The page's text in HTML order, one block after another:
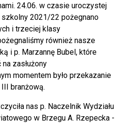
24.06. w czasie uroczystej
2021/22 pożegnano
i trzeciej klasy
również nasze
i p. Marzannę Bubel, które
zasłużony
momentem było przekazanie
branżową.
nas p. Naczelnik Wydziału
w Brzegu A. Rzepecka -